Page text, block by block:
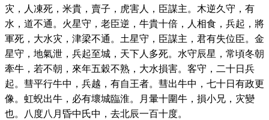
灾，人凍死，米貴，賣子，虎害人，臣謀主。木逆久守，有
水，道不通。火星守，老臣逆，牛貴十倍，人相食，兵起，將
軍死，大水灾，津梁不通。土星守，臣謀主，君有失位臣。金
星守，地氣泄，兵起至城，天下人多死。水守辰星，常頃冬朝
牽牛，若不朝，來年五穀不熟，大水損害。客守，二十日兵
起。彗平行牛中，兵越，有自王者。彗出牛中，七十日有政更
像。虹蜺出牛，必有壞城臨淮。月暈十圍牛，損小兄，灾變
也。八度八月昏中氏中，去北辰一百十度。